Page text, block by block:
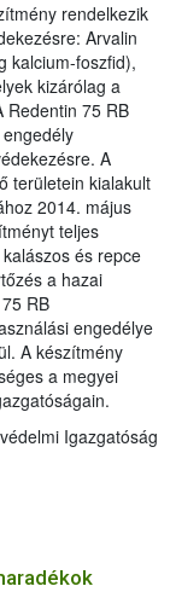
rendelkezik
Arvalin
kalcium-foszfid),
kizárólag a
Redentin 75 RB
A
területein kialakult
2014. május
teljes
és repce
a hazai
RB
engedélye
A készítmény
a megyei
Igazgatóság